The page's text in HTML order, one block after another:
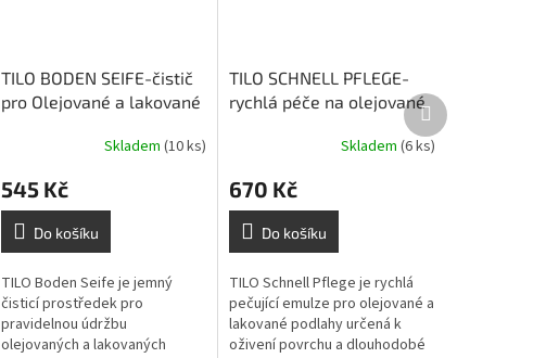
TILO BODEN SEIFE-čistič
pro Olejované a lakované
Skladem(10 ks)
545 Kč
Do košíku
TILO Boden Seife je jemný
čisticí prostředek pro
pravidelnou údržbu
olejovaných a lakovaných
TILO SCHNELL PFLEGE-
rychlá péče na olejované
a lakované podlahy - 1 litr
Skladem (6 ks)
670 Kč
Do košíku
TILO Schnell Pflege je rychlá
pečující emulze pro olejované a
lakované podlahy určená k
oživení povrchu a dlouhodobé
Další
produkt